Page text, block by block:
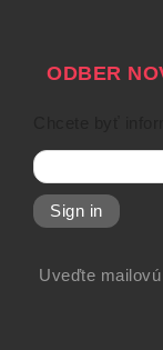
ODBER
Sign in
Uveďte